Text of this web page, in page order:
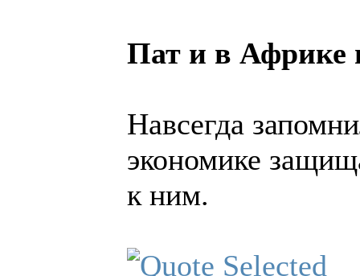
Пат и в
Навсегда
экономике
к ним.